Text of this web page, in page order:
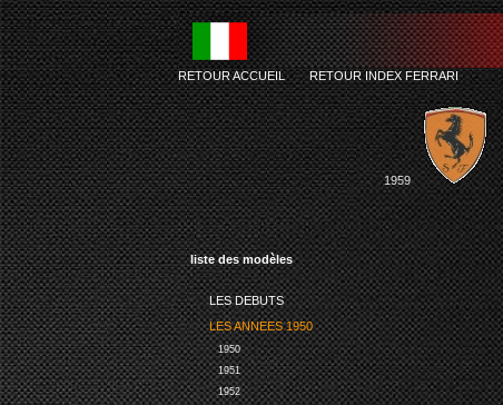
liste des modèles
LES DEBUTS
LES ANNEES 1950
1950
1951
1952
RETOUR ACCUEIL-RETOUR INDEX FERRARI
1959